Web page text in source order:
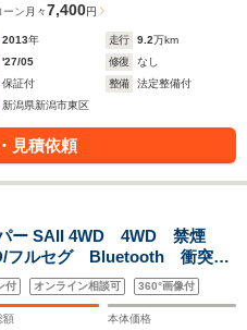
ーン 月々7,400円
2013年 走行 9.2万km
'27/05 修復
なし
保証付 整備
法定整備付
新潟県新潟市東区
見積依頼
ー SAII 4WD 4WD 禁煙
ルセグ Bluetooth 衝突軽
止装置 LEDヘッドライ
ン スマートキー 革巻きス
付 オンライン相談可 360°画像付
額 本体価格